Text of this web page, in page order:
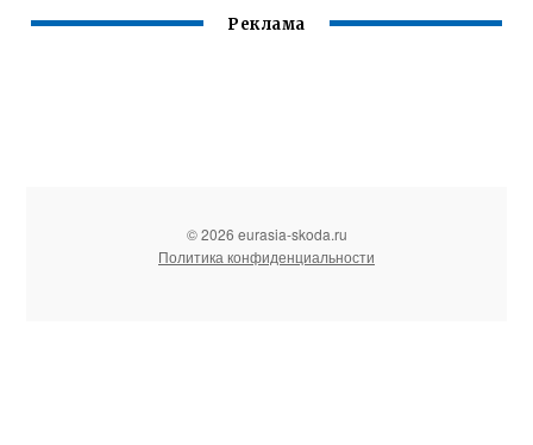
Реклама
© 2026 eurasia-skoda.ru
Политика конфиденциальности